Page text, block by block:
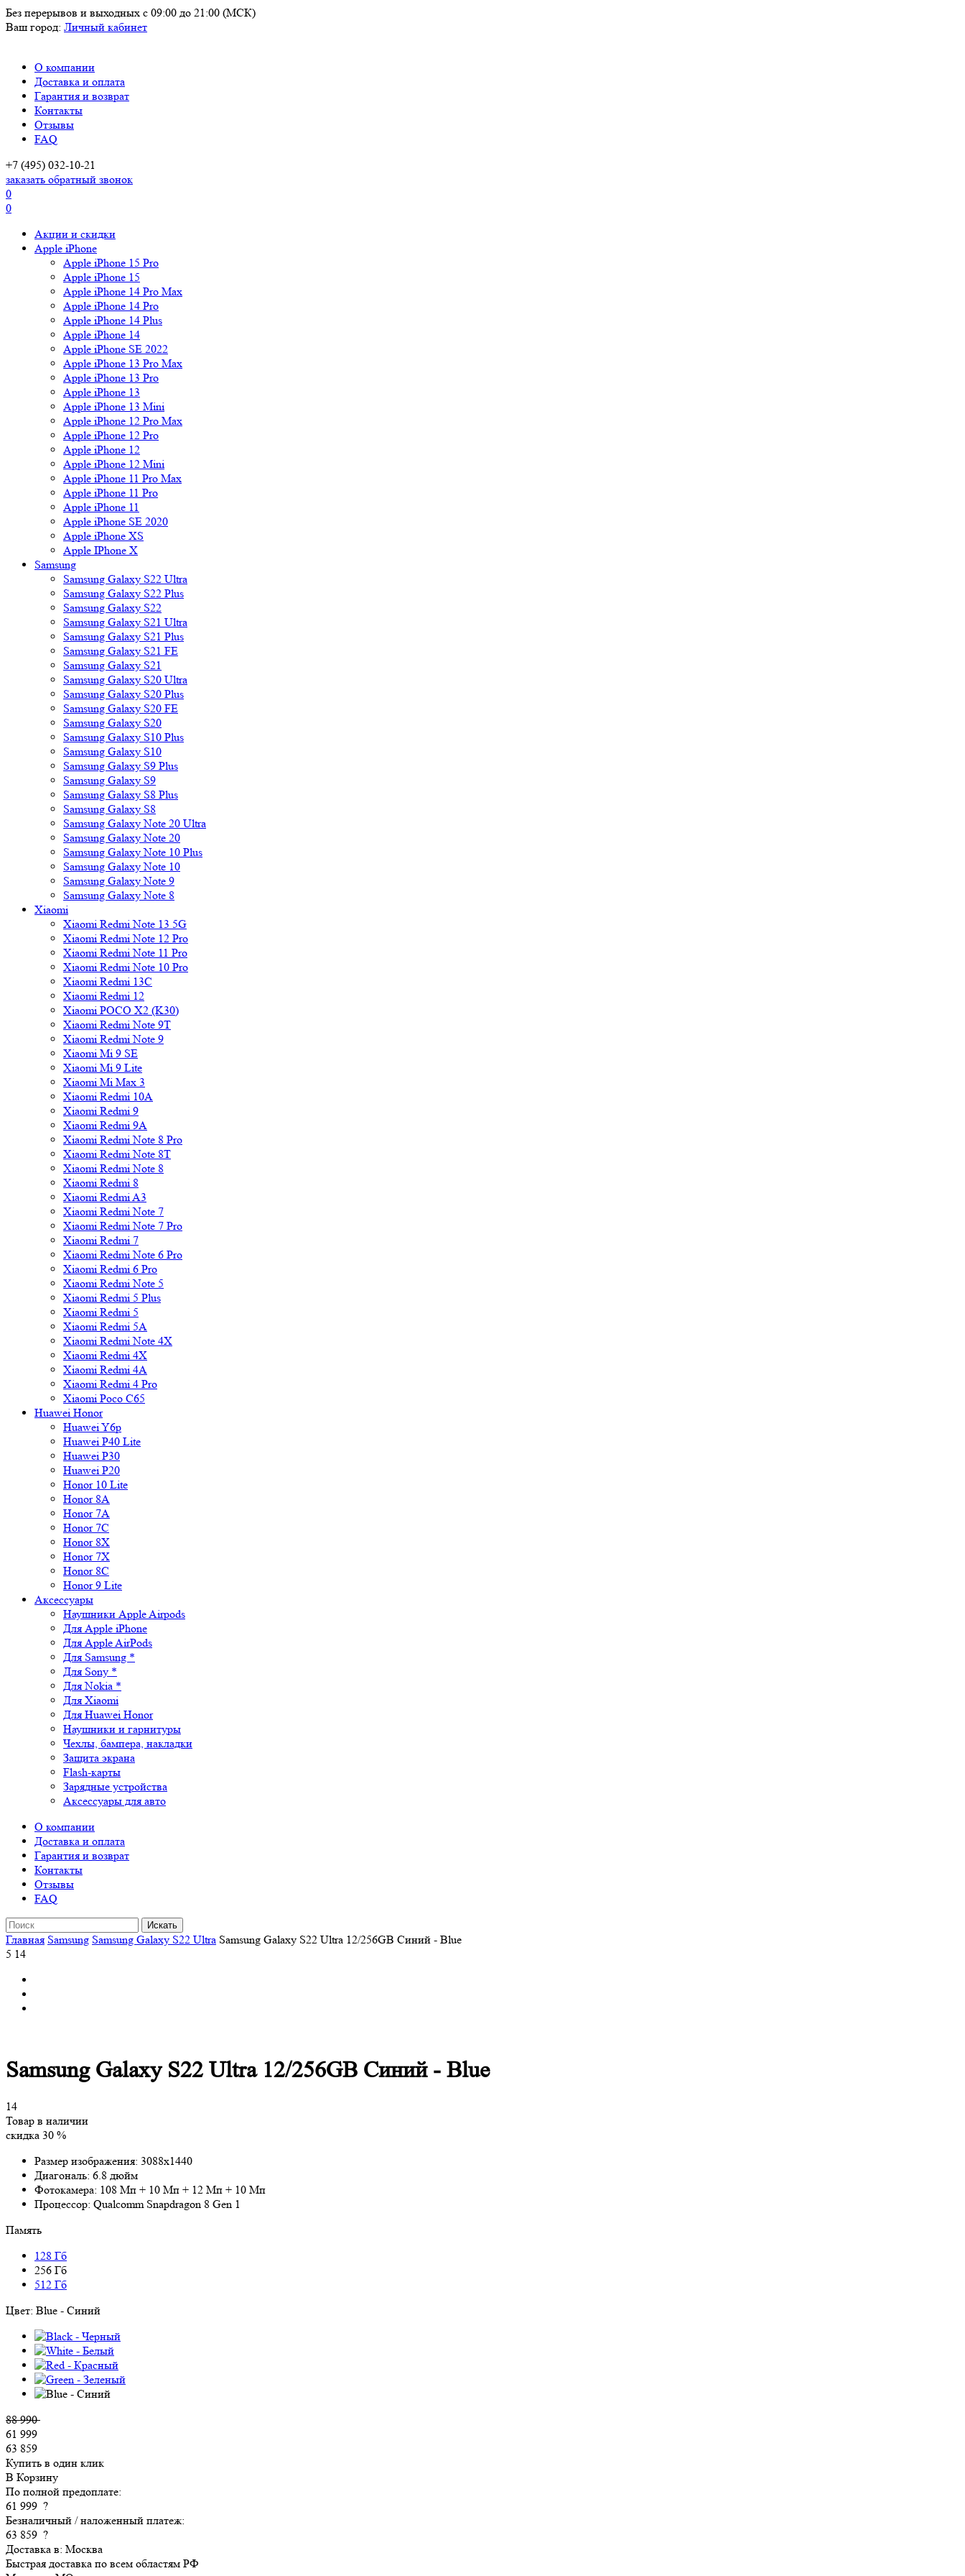
Без перерывов и выходных с 09:00 до 21:00 (МСК)
Ваш город: Личный кабинет
О компании
Доставка и оплата
Гарантия и возврат
Контакты
Отзывы
FAQ
+7 (495) 032-10-21
заказать обратный звонок
0
0
Акции и скидки
Apple iPhone
Apple iPhone 15 Pro
Apple iPhone 15
Apple iPhone 14 Pro Max
Apple iPhone 14 Pro
Apple iPhone 14 Plus
Apple iPhone 14
Apple iPhone SE 2022
Apple iPhone 13 Pro Max
Apple iPhone 13 Pro
Apple iPhone 13
Apple iPhone 13 Mini
Apple iPhone 12 Pro Max
Apple iPhone 12 Pro
Apple iPhone 12
Apple iPhone 12 Mini
Apple iPhone 11 Pro Max
Apple iPhone 11 Pro
Apple iPhone 11
Apple iPhone SE 2020
Apple iPhone XS
Apple IPhone X
Samsung
Samsung Galaxy S22 Ultra
Samsung Galaxy S22 Plus
Samsung Galaxy S22
Samsung Galaxy S21 Ultra
Samsung Galaxy S21 Plus
Samsung Galaxy S21 FE
Samsung Galaxy S21
Samsung Galaxy S20 Ultra
Samsung Galaxy S20 Plus
Samsung Galaxy S20 FE
Samsung Galaxy S20
Samsung Galaxy S10 Plus
Samsung Galaxy S10
Samsung Galaxy S9 Plus
Samsung Galaxy S9
Samsung Galaxy S8 Plus
Samsung Galaxy S8
Samsung Galaxy Note 20 Ultra
Samsung Galaxy Note 20
Samsung Galaxy Note 10 Plus
Samsung Galaxy Note 10
Samsung Galaxy Note 9
Samsung Galaxy Note 8
Xiaomi
Xiaomi Redmi Note 13 5G
Xiaomi Redmi Note 12 Pro
Xiaomi Redmi Note 11 Pro
Xiaomi Redmi Note 10 Pro
Xiaomi Redmi 13C
Xiaomi Redmi 12
Xiaomi POCO X2 (K30)
Xiaomi Redmi Note 9T
Xiaomi Redmi Note 9
Xiaomi Mi 9 SE
Xiaomi Mi 9 Lite
Xiaomi Mi Max 3
Xiaomi Redmi 10A
Xiaomi Redmi 9
Xiaomi Redmi 9A
Xiaomi Redmi Note 8 Pro
Xiaomi Redmi Note 8T
Xiaomi Redmi Note 8
Xiaomi Redmi 8
Xiaomi Redmi A3
Xiaomi Redmi Note 7
Xiaomi Redmi Note 7 Pro
Xiaomi Redmi 7
Xiaomi Redmi Note 6 Pro
Xiaomi Redmi 6 Pro
Xiaomi Redmi Note 5
Xiaomi Redmi 5 Plus
Xiaomi Redmi 5
Xiaomi Redmi 5A
Xiaomi Redmi Note 4X
Xiaomi Redmi 4X
Xiaomi Redmi 4A
Xiaomi Redmi 4 Pro
Xiaomi Poco C65
Huawei Honor
Huawei Y6p
Huawei P40 Lite
Huawei P30
Huawei P20
Honor 10 Lite
Honor 8A
Honor 7A
Honor 7C
Honor 8X
Honor 7X
Honor 8C
Honor 9 Lite
Аксессуары
Наушники Apple Airpods
Для Apple iPhone
Для Apple AirPods
Для Samsung *
Для Sony *
Для Nokia *
Для Xiaomi
Для Huawei Honor
Наушники и гарнитуры
Чехлы, бампера, накладки
Защита экрана
Flash-карты
Зарядные устройства
Аксессуары для авто
О компании
Доставка и оплата
Гарантия и возврат
Контакты
Отзывы
FAQ
Главная Samsung Samsung Galaxy S22 Ultra Samsung Galaxy S22 Ultra 12/256GB Синий - Blue
5 14
Samsung Galaxy S22 Ultra 12/256GB Синий - Blue
14
Товар в наличии
скидка 30 %
Размер изображения: 3088x1440
Диагональ: 6.8 дюйм
Фотокамера: 108 Мп + 10 Мп + 12 Мп + 10 Мп
Процессор: Qualcomm Snapdragon 8 Gen 1
Память
128 Гб
256 Гб
512 Гб
Цвет: Blue - Синий
88 990
61 999
63 859
Купить в один клик
В Корзину
По полной предоплате:
61 999 ?
Безналичный / наложенный платеж:
63 859 ?
Доставка в: Москва
Быстрая доставка по всем областям РФ